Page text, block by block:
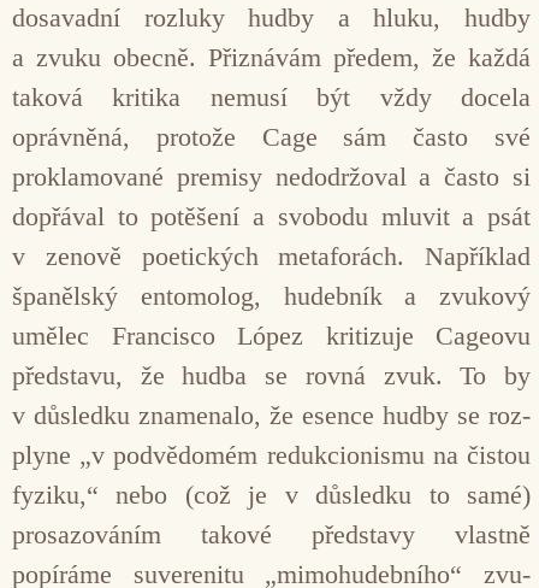
dosavadní rozluky hud­by a hluku, hudby
a zvuku obecně. Přiznávám předem, že každá
tako­vá kritika nemusí být vždy docela
oprávněná, protože Cage sám často své
proklamované premisy nedodr­žoval a často si
dopřával to potěšení a svobodu mluvit a psát
v zenově poetických metaforách. Například
španělský entomolog, hudebník a zvukový
umělec Francisco López kritizuje Cageovu
představu, že hud­ba se rovná zvuk. To by
v důsledku znamenalo, že esence hudby se roz­
plyne „v podvědomém redukcioni­smu na čistou
fyziku,“ nebo (což je v důsledku to samé)
prosazováním takové představy vlastně
popíráme suverenitu „mimohudebního“ zvu­